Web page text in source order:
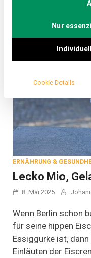
ERNÄHRUNG &
Lecko Mio,
8. Mai 2025
Wenn Berlin schon
für seine hippen
Essiggurke ist,
Einläuten der
Nur
Cookie-Details